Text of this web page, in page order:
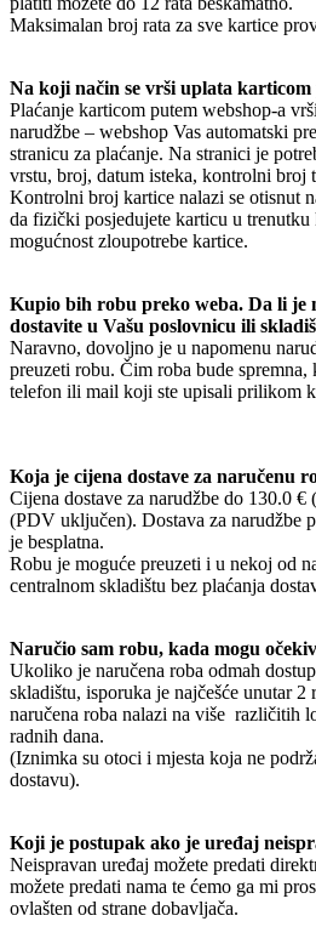
Maksimalan broj rata za sve kartice
Na koji način se vrši uplata karticom
Plaćanje karticom putem webshop-a
narudžbe – webshop Vas automatski
stranicu za plaćanje. Na stranici je
vrstu, broj, datum isteka, kontrolni broj
Kontrolni broj kartice nalazi se otisnut
da fizički posjedujete karticu u trenutku
mogućnost zloupotrebe kartice.
Kupio bih robu preko weba. Da li je
dostavite u Vašu poslovnicu ili
Naravno, dovoljno je u napomenu
preuzeti robu. Čim roba bude spremna,
telefon ili mail koji ste upisali prilikom
Koja je cijena dostave za naručenu
Cijena dostave za narudžbe do 130.0
(PDV uključen). Dostava za narudžbe
je besplatna.
Robu je moguće preuzeti i u nekoj od
centralnom skladištu bez plaćanja
Naručio sam robu, kada mogu
Ukoliko je naručena roba odmah
skladištu, isporuka je najčešće unutar 2
naručena roba nalazi na više različitih
radnih dana.
(Iznimka su otoci i mjesta koja ne
dostavu).
Koji je postupak ako je uređaj
Neispravan uređaj možete predati
možete predati nama te ćemo ga mi
ovlašten od strane dobavljača.